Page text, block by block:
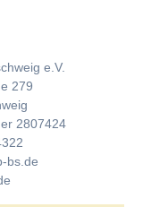
e.V.
279
2807424
bs.de